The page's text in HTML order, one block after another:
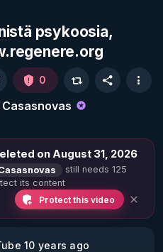
psykoosia,
0
on August 31, 2026
still needs 125
its content
Protect this video
10 years ago